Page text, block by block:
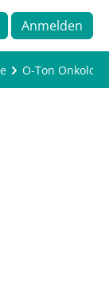
Anmelden
O-Ton